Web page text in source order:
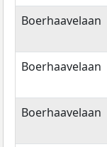
Straatnaam
Boerhaavelaan
Boerhaavelaan
Boerhaavelaan